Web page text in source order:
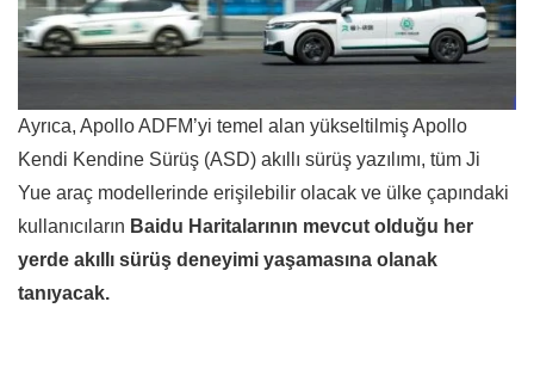
Ayrıca, Apollo ADFM’yi temel alan yükseltilmiş Apollo
Kendi Kendine Sürüş (ASD) akıllı sürüş yazılımı, tüm Ji
Yue araç modellerinde erişilebilir olacak ve ülke çapındaki
kullanıcıların Baidu Haritalarının mevcut olduğu her
yerde akıllı sürüş deneyimi yaşamasına olanak
tanıyacak.